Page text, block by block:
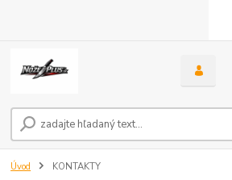
Úvod KONTAKTY